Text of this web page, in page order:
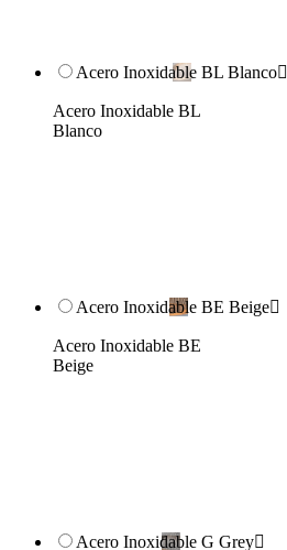
Acero Inoxidable BL Blanco
Acero Inoxidable BL
Blanco
Acero Inoxidable BE Beige
Acero Inoxidable BE
Beige
Acero Inoxidable G Grey